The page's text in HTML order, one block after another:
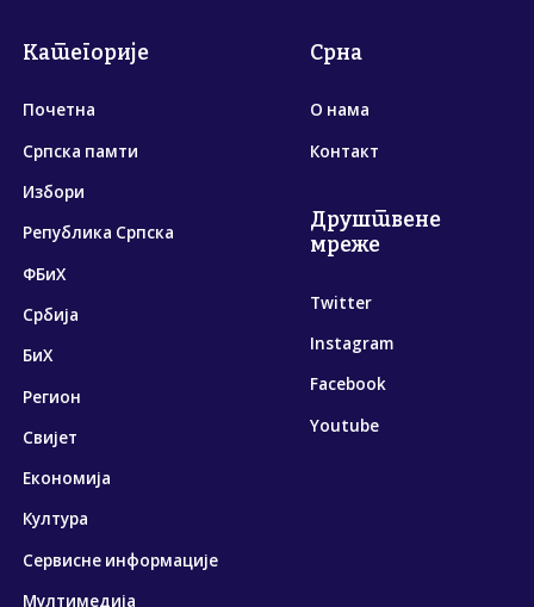
Категорије
Почетна
Српска памти
Избори
Република Српска
ФБиХ
Србија
БиХ
Регион
Свијет
Економија
Култура
Сервисне информације
Мултимедија
Срна
О нама
Контакт
Друштвене
мреже
Twitter
Instagram
Facebook
Youtube